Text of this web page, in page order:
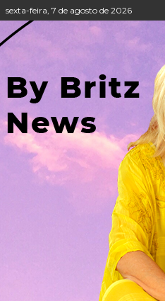
sexta-feira, 7 de agosto de 2026